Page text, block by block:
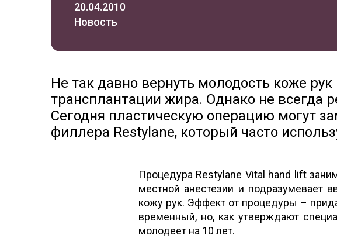
20.04.2010
Новость
Не так давно вернуть молодость коже
трансплантации жира. Однако не всегда
Сегодня пластическую операцию могут
филлера Restylane, который часто
Процедура Restylane Vital hand lift
местной анестезии и подразумевает
кожу рук. Эффект от процедуры –
временный, но, как утверждают
молодеет на 10 лет.